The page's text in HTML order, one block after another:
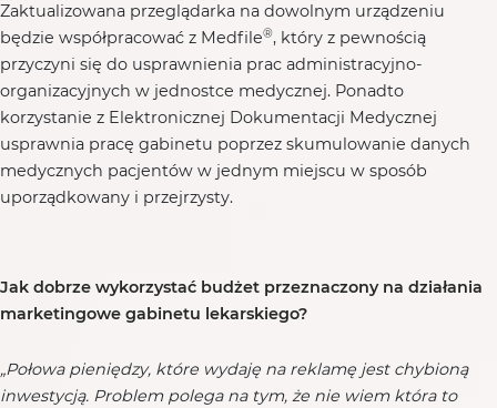
Zaktualizowana przeglądarka na dowolnym urządzeniu
będzie współpracować z Medfile®, który z pewnością
przyczyni się do usprawnienia prac administracyjno-
organizacyjnych w jednostce medycznej. Ponadto
korzystanie z Elektronicznej Dokumentacji Medycznej
usprawnia pracę gabinetu poprzez skumulowanie danych
medycznych pacjentów w jednym miejscu w sposób
uporządkowany i przejrzysty.
Jak dobrze wykorzystać budżet przeznaczony na działania
marketingowe gabinetu lekarskiego?
„Połowa pieniędzy, które wydaję na reklamę jest chybioną
inwestycją. Problem polega na tym, że nie wiem która to